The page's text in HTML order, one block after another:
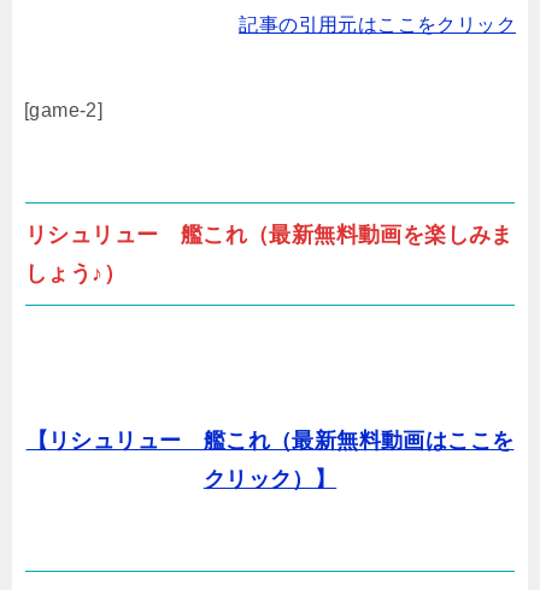
記事の引用元はここをクリック
[game-2]
リシュリュー 艦これ（最新無料動画を楽しみま
しょう♪）
【リシュリュー 艦これ（最新無料動画はここを
クリック）】